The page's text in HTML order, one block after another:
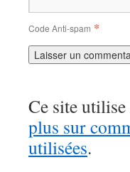
Code Anti-spam *
Ce site
plus sur
utilisées.